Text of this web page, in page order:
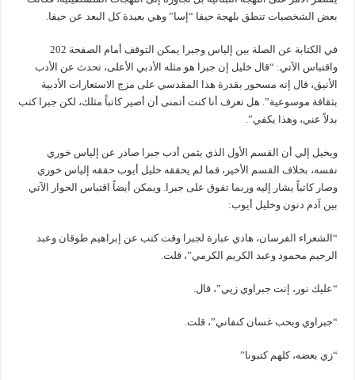
بعض الشخصيات تنطق بلهجة حيفا “إسا” وهي بعيدة كل البعد عن حيفا.
في الكتابة عن الصلة بين إلياس وجبرا يمكن التوقف أمام الصفحة 202
واقتباس الآتي: “قال خليل إن جبرا هو مثله الأدبي الأعلى، تحدث عن الأدب
الأنيق، قال إنه مسحور بقدرة هذا المقدسي على مزج الاستعارات الأدبية
بثقافة موسوعية”. هل تعرف أنا كنت أتمنى أن أصير كاتباً مثلك، لكن جبرا كتب
بدلاً عني، وهذا يكفي”.
ويخيل إلي أن القسم الأول الذي يثمن أدب جبرا صادر عن إلياس خوري
نفسه، بخلاف القسم الأخير، فما لم يحققه خليل أيوب حققه إلياس خوري
وصار كاتباً يشار إليه وربما تفوق على جبرا. ويمكن أيضاً اقتباس الحوار الآتي
بين آدم دنون وخليل أيوب:
“الشعراء الفرسان، هادي عبارة لجبرا وقت كتب عن إبراهيم طوقان وعبد
الرحيم محمود وعبد الكريم الكرمي”، قلت.
“عليك نور، إنت جبراوي زيي”، قال.
“جبراوي وبحب غسان كنفاني”، قلت.
“زي بعضه، كلهم كتبونا”